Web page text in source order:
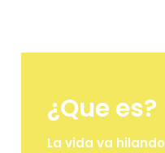
¿Que es?
La vida va hilando